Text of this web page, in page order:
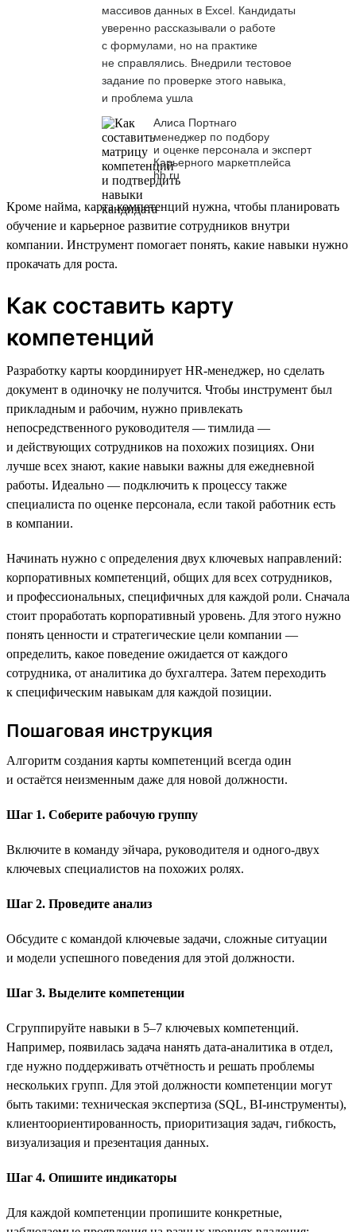
массивов данных в Excel. Кандидаты
уверенно рассказывали о работе
с формулами, но на практике
не справлялись. Внедрили тестовое
задание по проверке этого навыка,
и проблема ушла
Алиса Портнаго
менеджер по подбору
и оценке персонала и эксперт
Карьерного маркетплейса
hh.ru
Кроме найма, карта компетенций нужна, чтобы планировать
обучение и карьерное развитие сотрудников внутри
компании. Инструмент помогает понять, какие навыки нужно
прокачать для роста.
Как составить карту
компетенций
Разработку карты координирует HR-менеджер, но сделать
документ в одиночку не получится. Чтобы инструмент был
прикладным и рабочим, нужно привлекать
непосредственного руководителя — тимлида —
и действующих сотрудников на похожих позициях. Они
лучше всех знают, какие навыки важны для ежедневной
работы. Идеально — подключить к процессу также
специалиста по оценке персонала, если такой работник есть
в компании.
Начинать нужно с определения двух ключевых направлений:
корпоративных компетенций, общих для всех сотрудников,
и профессиональных, специфичных для каждой роли. Сначала
стоит проработать корпоративный уровень. Для этого нужно
понять ценности и стратегические цели компании —
определить, какое поведение ожидается от каждого
сотрудника, от аналитика до бухгалтера. Затем переходить
к специфическим навыкам для каждой позиции.
Пошаговая инструкция
Алгоритм создания карты компетенций всегда один
и остаётся неизменным даже для новой должности.
Шаг 1. Соберите рабочую группу
Включите в команду эйчара, руководителя и одного-двух
ключевых специалистов на похожих ролях.
Шаг 2. Проведите анализ
Обсудите с командой ключевые задачи, сложные ситуации
и модели успешного поведения для этой должности.
Шаг 3. Выделите компетенции
Сгруппируйте навыки в 5–7 ключевых компетенций.
Например, появилась задача нанять дата-аналитика в отдел,
где нужно поддерживать отчётность и решать проблемы
нескольких групп. Для этой должности компетенции могут
быть такими: техническая экспертиза (SQL, BI-инструменты),
клиентоориентированность, приоритизация задач, гибкость,
визуализация и презентация данных.
Шаг 4. Опишите индикаторы
Для каждой компетенции пропишите конкретные,